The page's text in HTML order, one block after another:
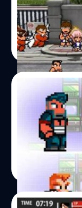
ข่าวดีเกม คุนิโอะ
วงศกร ปฐมชัยวัฒน์|
Read More
เกมในตำนา
เกมในตำนานกลั
วงศกร ปฐมชัยวัฒน์|
09/07/2015